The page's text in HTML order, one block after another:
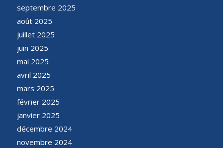
septembre 2025
août 2025
juillet 2025
juin 2025
mai 2025
avril 2025
mars 2025
février 2025
janvier 2025
décembre 2024
novembre 2024